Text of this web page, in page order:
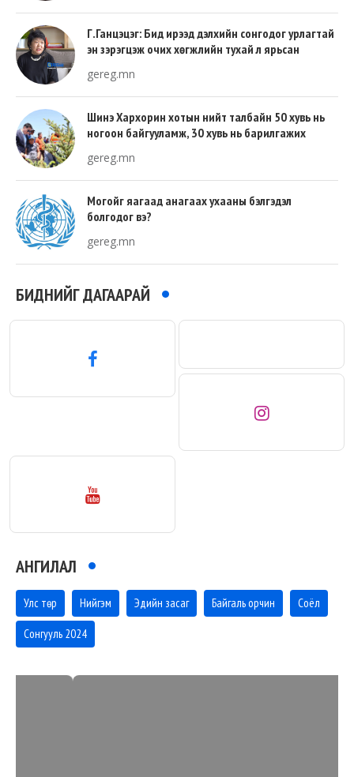
Г.Ганцэцэг: Бид ирээд дэлхийн сонгодог урлагтай
эн зэрэгцэж очих хөгжлийн тухай л ярьсан
gereg.mn
Шинэ Хархорин хотын нийт талбайн 50 хувь нь
ногоон байгууламж, 30 хувь нь барилгажих
gereg.mn
Могойг яагаад анагаах ухааны бэлгэдэл
болгодог вэ?
gereg.mn
БИДНИЙГ ДАГААРАЙ
АНГИЛАЛ
Улс төр Нийгэм Эдийн засаг Байгаль орчин Соёл
Сонгууль 2024